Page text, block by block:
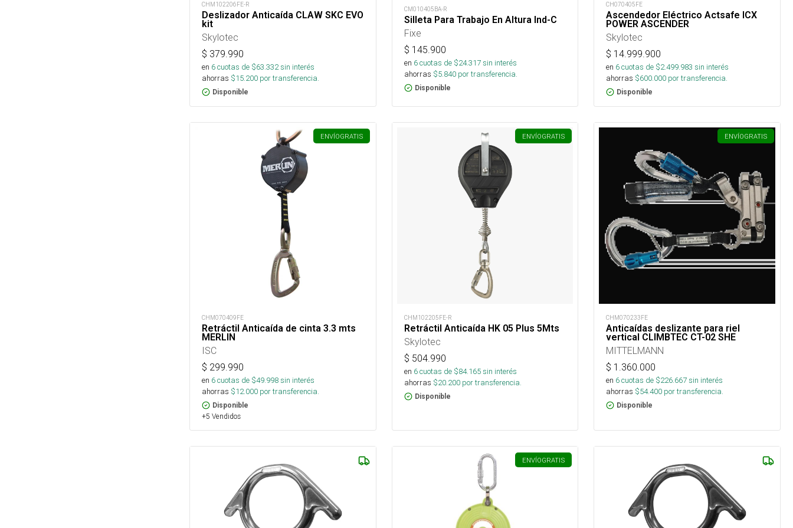
CHM102206FE-R
Deslizador Anticaída CLAW SKC EVO
kit
Skylotec
$ 379.990
en 6cuotas de $63.332sin interés
ahorras $15.200 por transferencia.
Disponible
CM010405BA-R
Silleta Para Trabajo En Altura Ind-C
Fixe
$ 145.900
en 6cuotas de $24.317sin interés
ahorras $5.840por transferencia.
Disponible
CH070405FE
Ascendedor Eléctrico Actsafe ICX
POWER ASCENDER
Skylotec
$ 14.999.900
en 6cuotas de $2.499.983 sin interés
ahorras $600.000 por transferencia.
Disponible
ENVÍOGRATIS
CHM070409FE
Retráctil Anticaída de cinta 3.3 mts
MERLIN
ISC
$ 299.990
en 6cuotas de $49.998sin interés
ahorras $12.000 por transferencia.
Disponible
+5 Vendidos
ENVÍOGRATIS
CHM102205FE-R
Retráctil Anticaída HK 05 Plus 5Mts
Skylotec
$ 504.990
en 6cuotas de $84.165sin interés
ahorras $20.200por transferencia.
Disponible
ENVÍOGRATIS
CHM070233FE
Anticaídas deslizante para riel
vertical CLIMBTEC CT-02 SHE
MITTELMANN
$ 1.360.000
en 6cuotas de $226.667sin interés
ahorras $54.400 por transferencia.
Disponible
ENVÍOGRATIS